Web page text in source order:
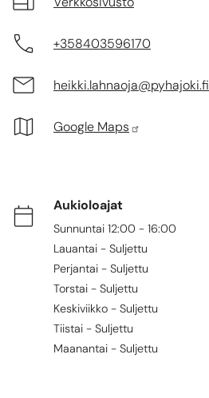
+358403596170
heikki.lahnaoja@pyhajoki.fi
Google Maps
Aukioloajat
Sunnuntai 12:00 - 16:00
Lauantai - Suljettu
Perjantai - Suljettu
Torstai - Suljettu
Keskiviikko - Suljettu
Tiistai - Suljettu
Maanantai - Suljettu